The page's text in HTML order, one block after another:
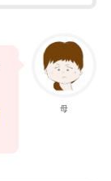
母